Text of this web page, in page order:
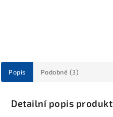
Popis Podobné (3)
Detailní popis